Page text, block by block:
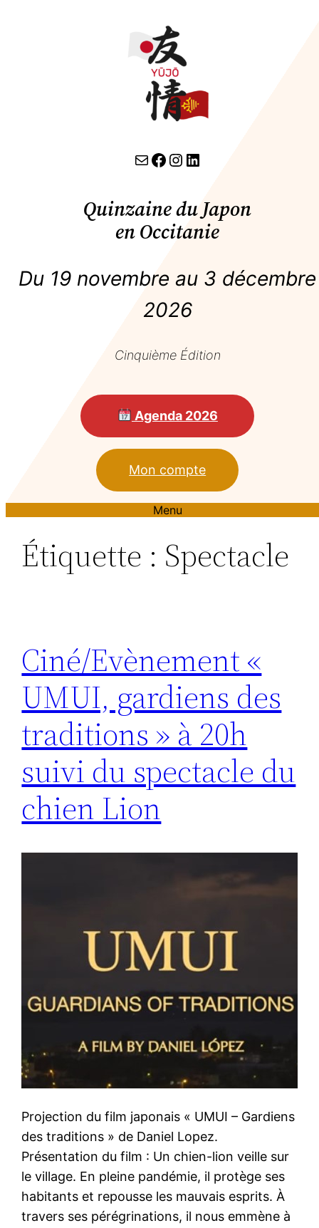
contact par email lien facebook Instagram LinkedIn
Quinzaine du Japon
en Occitanie
Du 19 novembre au 3 décembre
2026
Cinquième Édition
Agenda 2026
Mon compte
Menu
Étiquette : Spectacle
Ciné/Evènement «
UMUI, gardiens des
traditions » à 20h
suivi du spectacle du
chien Lion
Projection du film japonais « UMUI – Gardiens
des traditions » de Daniel Lopez.
Présentation du film : Un chien-lion veille sur
le village. En pleine pandémie, il protège ses
habitants et repousse les mauvais esprits. À
travers ses pérégrinations, il nous emmène à